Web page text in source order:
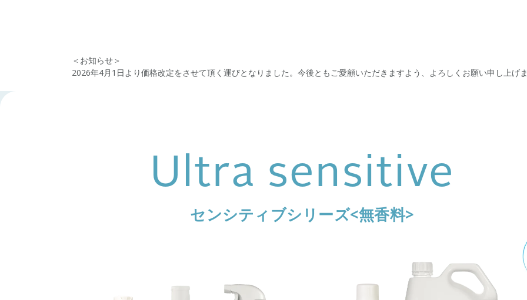
＜お知らせ＞
2026年4月1日より価格改定をさせて頂く運びとなりました。今後ともご愛顧いただきますよう、よろしくお願い申し上げ
Ultra sensitive
センシティブシリーズ<無香料>